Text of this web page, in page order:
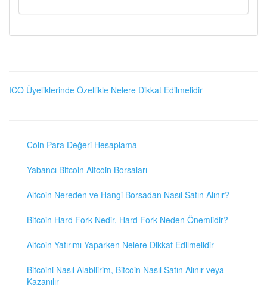
ICO Üyeliklerinde Özellikle Nelere Dikkat Edilmelidir
Coin Para Değeri Hesaplama
Yabancı Bitcoin Altcoin Borsaları
Altcoin Nereden ve Hangi Borsadan Nasıl Satın Alınır?
Bitcoin Hard Fork Nedir, Hard Fork Neden Önemlidir?
Altcoin Yatırımı Yaparken Nelere Dikkat Edilmelidir
Bitcoini Nasıl Alabilirim, Bitcoin Nasıl Satın Alınır veya
Kazanılır